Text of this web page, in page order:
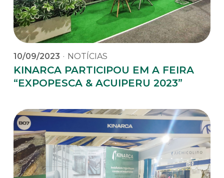
10/09/2023 · NOTÍCIAS
KINARCA PARTICIPOU EM A FEIRA
“EXPOPESCA & ACUIPERU 2023”